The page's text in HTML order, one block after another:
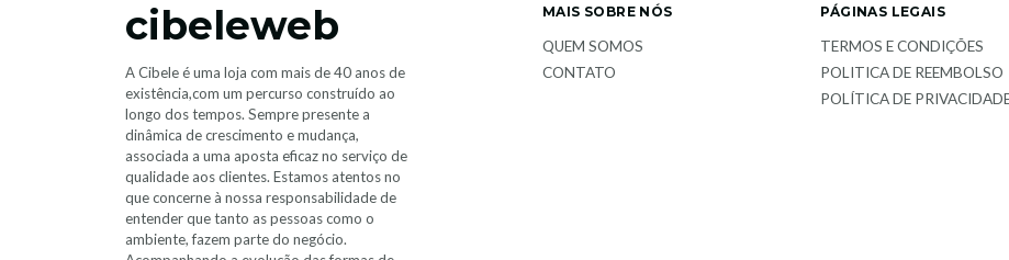
cibeleweb
A Cibele é uma loja com mais de 40 anos de
existência,com um percurso construído ao
longo dos tempos. Sempre presente a
dinâmica de crescimento e mudança,
associada a uma aposta eficaz no serviço de
qualidade aos clientes. Estamos atentos no
que concerne à nossa responsabilidade de
entender que tanto as pessoas como o
ambiente, fazem parte do negócio.
MAIS SOBRE NÓS
QUEM SOMOS
CONTATO
PÁGINAS LEGAIS
TERMOS E CONDIÇÕES
POLITICA DE REEMBOLSO
POLÍTICA DE